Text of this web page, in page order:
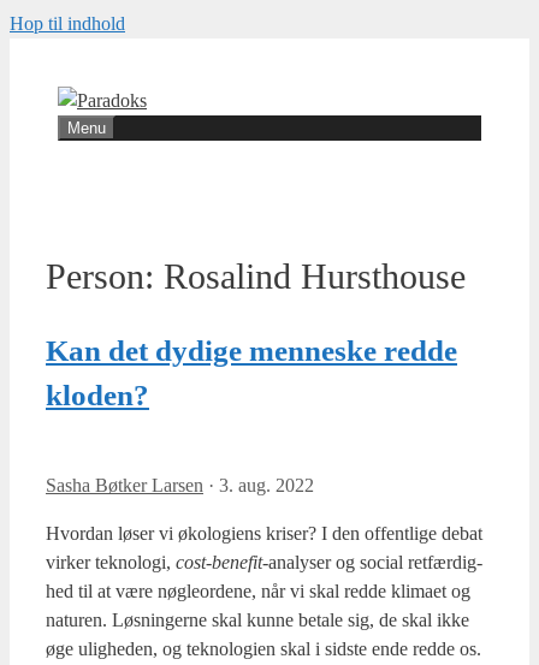
Hop til indhold
Menu
Person: Rosalind Hursthouse
Kan det dydige menneske redde
kloden?
Sasha Bøtker Larsen · 3. aug. 2022
Hvor­dan løser vi øko­lo­gi­ens kri­ser? I den offent­li­ge debat
vir­ker tek­no­lo­gi, cost-bene­fit-ana­ly­ser og soci­al ret­fær­dig­
hed til at være nøg­le­or­de­ne, når vi skal red­de kli­ma­et og
natu­ren. Løs­nin­ger­ne skal kun­ne beta­le sig, de skal ikke
øge ulig­he­den, og tek­no­lo­gi­en skal i sid­ste ende red­de os.